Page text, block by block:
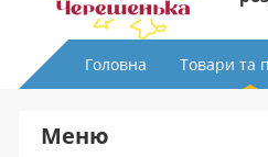
Головна Товари та
Меню